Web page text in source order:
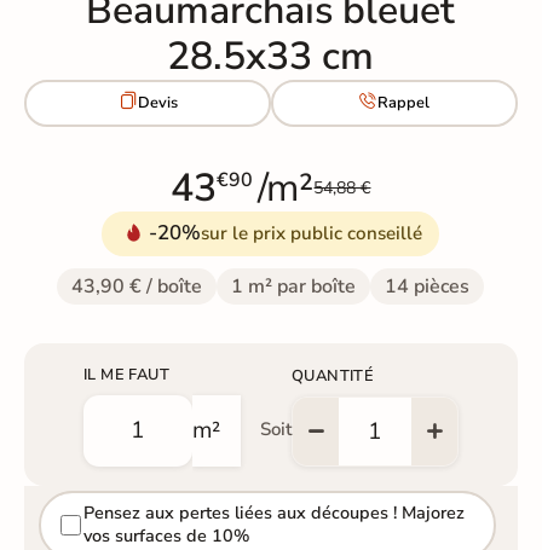
28.5x33 cm
Devis Rappel
43€90 /m²54,88 €
-20%sur le prix public conseillé
43,90 € / boîte 1 m² par boîte 14 pièces
IL ME FAUT
m² Soit
QUANTITÉ
Pensez aux pertes liées aux découpes ! Majorez
vos surfaces de 10%